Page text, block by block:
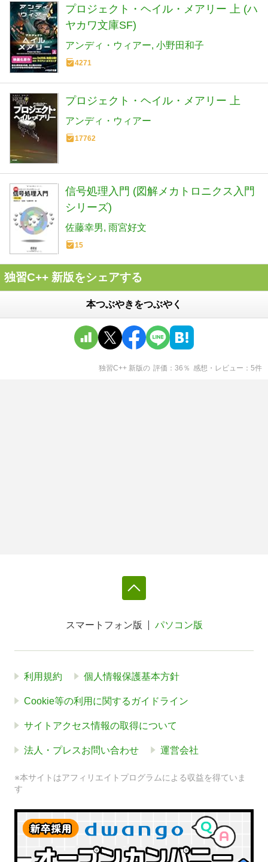
プロジェクト・ヘイル・メアリー 上 (ハ
ヤカワ文庫SF)
アンディ・ウィアー 小野田和子
4271
プロジェクト・ヘイル・メアリー 上
アンディ・ウィアー
17762
信号処理入門 (図解メカトロニクス入門
シリーズ)
佐藤幸男 雨宮好文
15
独習C++ 新版をシェアする
本つぶやきをつぶやく
独習C++ 新版の 評価 36 ％ 感想・レビュー 5件
スマートフォン版 パソコン版
利用規約 個人情報保護基本方針
Cookie等の利用に関するガイドライン
サイトアクセス情報の取得について
法人・プレスお問い合わせ 運営会社
※本サイトはアフィリエイトプログラムによる収益を得ていま
す